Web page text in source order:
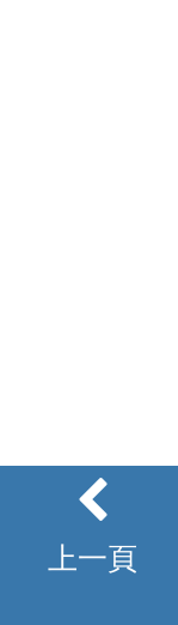
上一頁